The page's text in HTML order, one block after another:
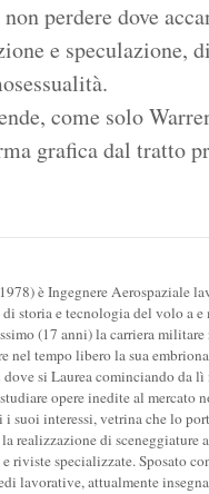
non perdere dove
e speculazione,
come solo
grafica dal tratto
è Ingegnere Aerospaziale
storia e tecnologia del volo a
(17 anni) la carriera
nel tempo libero la sua
si Laurea cominciando da
opere inedite al
suoi interessi, vetrina che lo
realizzazione di
riviste specializzate. Sposato
lavorative, attualmente